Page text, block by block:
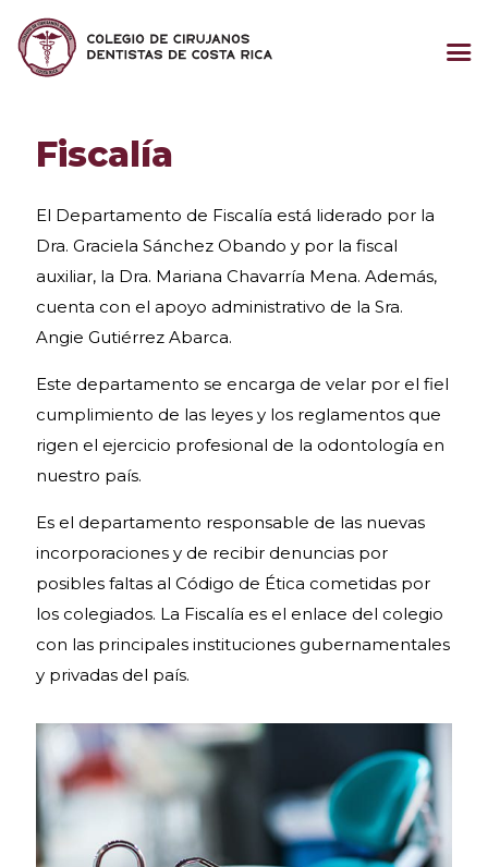
Fiscalía
El Departamento de Fiscalía está liderado por la
Dra. Graciela Sánchez Obando y por la fiscal
auxiliar, la Dra. Mariana Chavarría Mena. Además,
cuenta con el apoyo administrativo de la Sra.
Angie Gutiérrez Abarca.
Este departamento se encarga de velar por el fiel
cumplimiento de las leyes y los reglamentos que
rigen el ejercicio profesional de la odontología en
nuestro país.
Es el departamento responsable de las nuevas
incorporaciones y de recibir denuncias por
posibles faltas al Código de Ética cometidas por
los colegiados. La Fiscalía es el enlace del colegio
con las principales instituciones gubernamentales
y privadas del país.